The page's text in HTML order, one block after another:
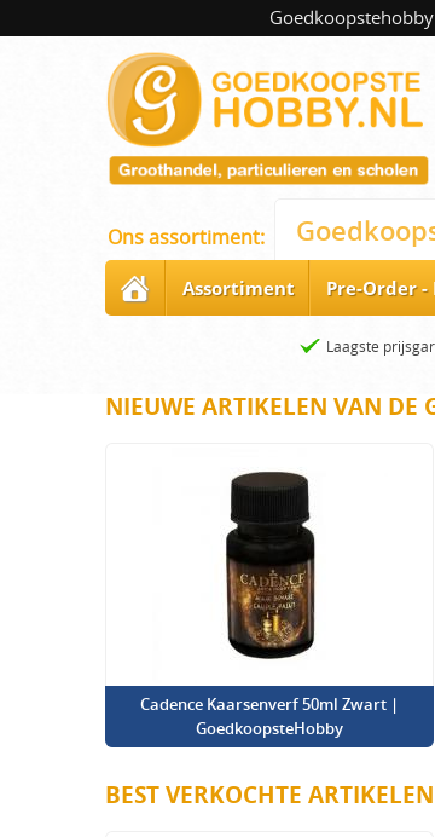
Ons assortiment:
Assortiment Pre-Order
Laagste
NIEUWE ARTIKELEN VAN DE
Cadence Kaarsenverf 50ml Zwart |
GoedkoopsteHobby
BEST VERKOCHTE ARTIKELEN